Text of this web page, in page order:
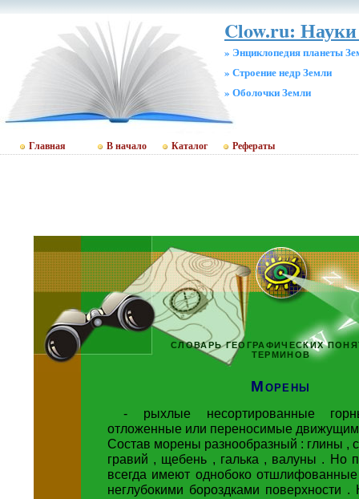
Clow.ru:
» Энциклопедия планеты
» Строение недр Земли
» Оболочки Земли
Главная В начало Каталог Рефераты
СЛОВАРЬ ГЕОГРАФИЧЕСКИХ
ТЕРМИНОВ
Морены
- рыхлые несортированные
отложенные или переносимые
Состав морены разнообразный : глины ,
гравий , щебень , галька , валуны . Но
всегда имеют однобоко
неглубокими бороздками поверхности .